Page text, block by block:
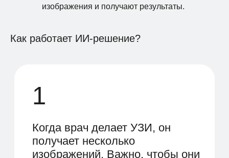
изображения и получают результаты.
Как работает ИИ-решение?